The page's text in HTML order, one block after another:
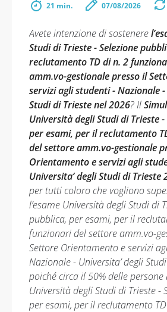
21 min. 07/08/2026
Avete intenzione di sostenere
Studi di Trieste - Selezione
reclutamento TD di n. 2
amm.vo-gestionale presso il
servizi agli studenti - Nazionale
Studi di Trieste nel 2026? Il
Università degli Studi di Trieste
per esami, per il reclutamento
del settore amm.vo-gestionale
Orientamento e servizi agli
Universita’ degli Studi di Trieste
per tutti coloro che vogliono
l’esame Università degli Studi di
pubblica, per esami, per il
funzionari del settore amm.vo-
Settore Orientamento e servizi
Nazionale - Universita’ degli
poiché circa il 50% delle persone
Università degli Studi di Trieste -
per esami, per il reclutamento